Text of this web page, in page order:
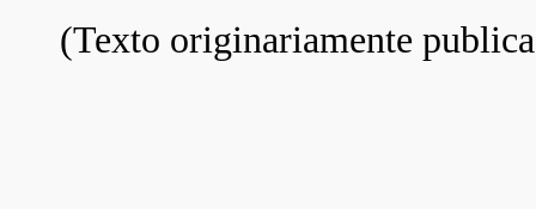
(Texto originariamente